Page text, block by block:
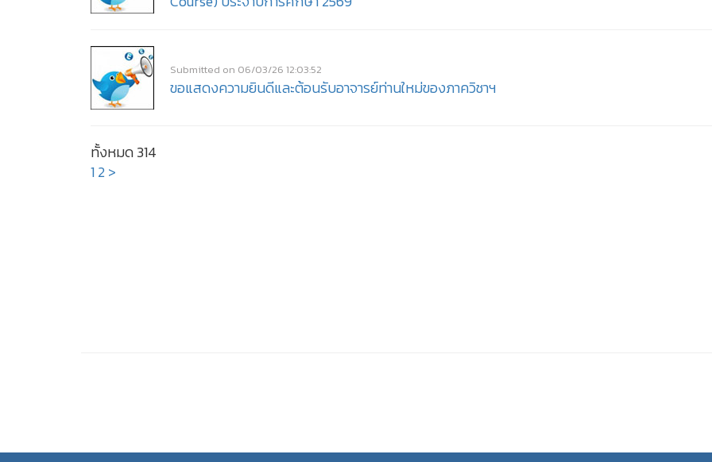
Submitted on 06/03/26 12:03:52
ขอแสดงความยินดีและต้อนรับอาจารย์ท่านใหม่ของภาควิชาฯ
ทั้งหมด 314
12>